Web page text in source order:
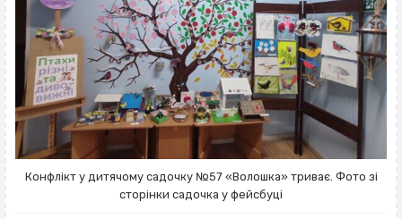
Конфлікт у дитячому садочку №57 «Волошка» триває. Фото зі
сторінки садочка у фейсбуці